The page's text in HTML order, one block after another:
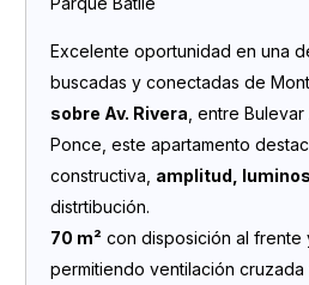
Excelente oportunidad en una
buscadas y conectadas de
sobre Av. Rivera , entre
Ponce, este apartamento
constructiva, amplitud,
distrtibución.
70 m² con disposición al frente
permitiendo ventilación